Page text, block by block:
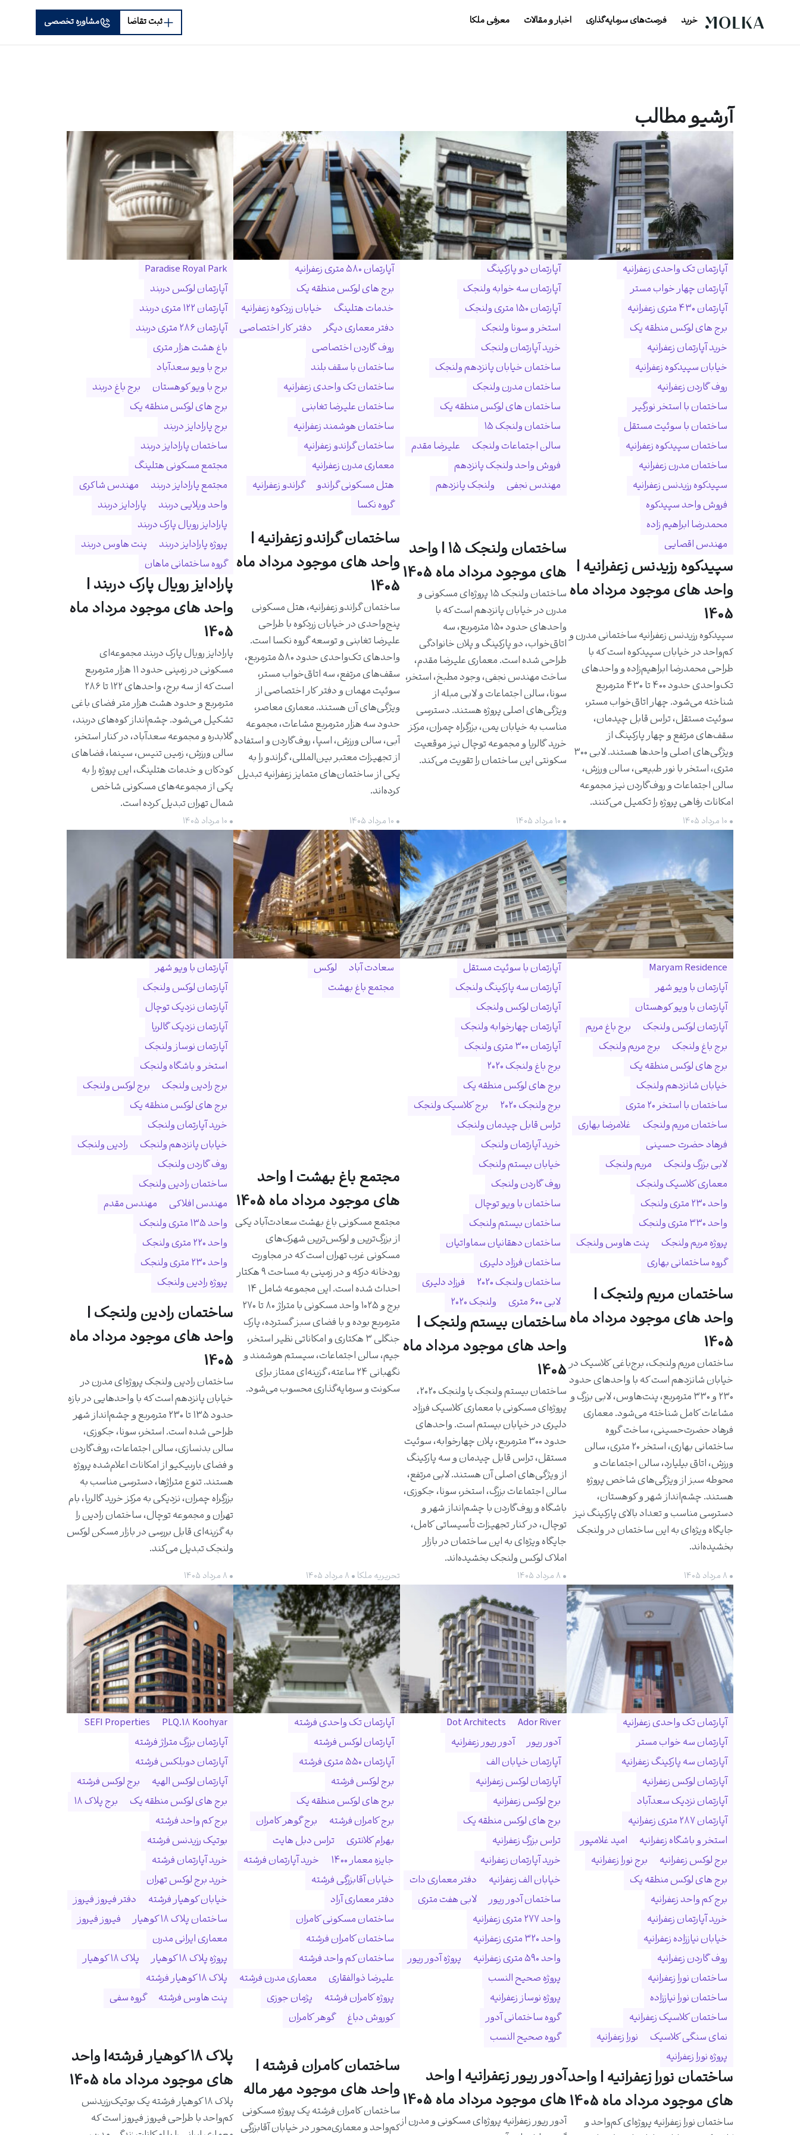
خرید فرصت‌های سرمایه‌گذاری اخبار و مقالات معرفی ملکا ثبت تقاضا مشاوره تخصصی
آرشیو مطالب
آپارتمان تک واحدی زعفرانیه
آپارتمان چهار خواب مستر
آپارتمان ۴۳۰ متری زعفرانیه
برج های لوکس منطقه یک
خرید آپارتمان زعفرانیه
خیابان سپیدکوه زعفرانیه
روف گاردن زعفرانیه
ساختمان با استخر نورگیر
ساختمان با سوئیت مستقل
ساختمان سپیدکوه زعفرانیه
ساختمان مدرن زعفرانیه
سپیدکوه رزیدنس زعفرانیه
فروش واحد سپیدکوه
محمدرضا ابراهیم زاده
مهندس اقصایی
سپیدکوه رزیدنس زعفرانیه |
واحد های موجود مرداد ماه
1405
سپیدکوه رزیدنس زعفرانیه ساختمانی مدرن و
کم‌واحد در خیابان سپیدکوه است که با
طراحی محمدرضا ابراهیم‌زاده و واحدهای
تک‌واحدی حدود ۴۰۰ تا ۴۳۰ مترمربع
شناخته می‌شود. چهار اتاق‌خواب مستر،
سوئیت مستقل، تراس قابل چیدمان،
سقف‌های مرتفع و چهار پارکینگ از
ویژگی‌های اصلی واحدها هستند. لابی ۳۰۰
متری، استخر با نور طبیعی، سالن ورزش،
سالن اجتماعات و روف‌گاردن نیز مجموعه
امکانات رفاهی پروژه را تکمیل می‌کنند.
• ۱۰ مرداد ۱۴۰۵
آپارتمان دو پارکینگ
آپارتمان سه خوابه ولنجک
آپارتمان ۱۵۰ متری ولنجک
استخر و سونا ولنجک
خرید آپارتمان ولنجک
ساختمان خیابان پانزدهم ولنجک
ساختمان مدرن ولنجک
ساختمان های لوکس منطقه یک
ساختمان ولنجک ۱۵
سالن اجتماعات ولنجک
علیرضا مقدم
فروش واحد ولنجک پانزدهم
مهندس نجفی
ولنجک پانزدهم
ساختمان ولنجک ۱۵ | واحد
های موجود مرداد ماه 1405
ساختمان ولنجک ۱۵ پروژه‌ای مسکونی و
مدرن در خیابان پانزدهم است که با
واحدهای حدود ۱۵۰ مترمربع، سه
اتاق‌خواب، دو پارکینگ و پلان خانوادگی
طراحی شده است. معماری علیرضا مقدم،
ساخت مهندس نجفی، وجود مطبخ، استخر،
سونا، سالن اجتماعات و لابی مبله از
ویژگی‌های اصلی پروژه هستند. دسترسی
مناسب به خیابان یمن، بزرگراه چمران، مرکز
خرید گالریا و مجموعه توچال نیز موقعیت
سکونتی این ساختمان را تقویت می‌کند.
• ۱۰ مرداد ۱۴۰۵
آپارتمان ۵۸۰ متری زعفرانیه
برج های لوکس منطقه یک
خدمات هتلینگ
خیابان زردکوه زعفرانیه
دفتر معماری دیگر
دفتر کار اختصاصی
روف گاردن اختصاصی
ساختمان با سقف بلند
ساختمان تک واحدی زعفرانیه
ساختمان علیرضا تغابنی
ساختمان هوشمند زعفرانیه
ساختمان گراندو زعفرانیه
معماری مدرن زعفرانیه
هتل مسکونی گراندو
گراندو زعفرانیه
گروه نکسا
ساختمان گراندو زعفرانیه |
واحد های موجود مرداد ماه
1405
ساختمان گراندو زعفرانیه، هتل مسکونی
پنج‌واحدی در خیابان زردکوه با طراحی
علیرضا تغابنی و توسعه گروه نکسا است.
واحدهای تک‌واحدی حدود ۵۸۰ مترمربع،
سقف‌های مرتفع، سه اتاق‌خواب مستر،
سوئیت مهمان و دفتر کار اختصاصی از
ویژگی‌های آن هستند. معماری معاصر،
حدود سه هزار مترمربع مشاعات، مجموعه
آبی، سالن ورزش، اسپا، روف‌گاردن و استفاده
از تجهیزات معتبر بین‌المللی، گراندو را به
یکی از ساختمان‌های متمایز زعفرانیه تبدیل
کرده‌اند.
• ۱۰ مرداد ۱۴۰۵
Paradise Royal Park
آپارتمان لوکس دربند
آپارتمان ۱۲۲ متری دربند
آپارتمان ۲۸۶ متری دربند
باغ هشت هزار متری
برج با ویو سعدآباد
برج با ویو کوهستان
برج باغ دربند
برج های لوکس منطقه یک
برج پارادایز دربند
ساختمان پارادایز دربند
مجتمع مسکونی هتلینگ
مجتمع پارادایز دربند
مهندس شاکری
واحد ویلایی دربند
پارادایز دربند
پارادایز رویال پارک دربند
پروژه پارادایز دربند
پنت هاوس دربند
گروه ساختمانی ماهان
پارادایز رویال پارک دربند |
واحد های موجود مرداد ماه
1405
پارادایز رویال پارک دربند مجموعه‌ای
مسکونی در زمینی حدود ۱۱ هزار مترمربع
است که از سه برج، واحدهای ۱۲۲ تا ۲۸۶
مترمربع و حدود هشت هزار متر فضای باغی
تشکیل می‌شود. چشم‌انداز کوه‌های دربند،
گلابدره و مجموعه سعدآباد، در کنار استخر،
سالن ورزش، زمین تنیس، سینما، فضاهای
کودکان و خدمات هتلینگ، این پروژه را به
یکی از مجموعه‌های مسکونی شاخص
شمال تهران تبدیل کرده است.
• ۱۰ مرداد ۱۴۰۵
Maryam Residence
آپارتمان با ویو شهر
آپارتمان با ویو کوهستان
آپارتمان لوکس ولنجک
برج باغ مریم
برج باغ ولنجک
برج مریم ولنجک
برج های لوکس منطقه یک
خیابان شانزدهم ولنجک
ساختمان با استخر ۲۰ متری
ساختمان مریم ولنجک
غلامرضا بهاری
فرهاد حضرت حسینی
لابی بزرگ ولنجک
مریم ولنجک
معماری کلاسیک ولنجک
واحد ۲۳۰ متری ولنجک
واحد ۳۳۰ متری ولنجک
پروژه مریم ولنجک
پنت هاوس ولنجک
گروه ساختمانی بهاری
ساختمان مریم ولنجک |
واحد های موجود مرداد ماه
1405
ساختمان مریم ولنجک، برج‌باغی کلاسیک در
خیابان شانزدهم است که با واحدهای حدود
۲۳۰ و ۳۳۰ مترمربع، پنت‌هاوس، لابی بزرگ و
مشاعات کامل شناخته می‌شود. معماری
فرهاد حضرت‌حسینی، ساخت گروه
ساختمانی بهاری، استخر ۲۰ متری، سالن
ورزش، اتاق بیلیارد، سالن اجتماعات و
محوطه سبز از ویژگی‌های شاخص پروژه
هستند. چشم‌انداز شهر و کوهستان،
دسترسی مناسب و تعداد بالای پارکینگ نیز
جایگاه ویژه‌ای به این ساختمان در ولنجک
بخشیده‌اند.
• ۸ مرداد ۱۴۰۵
آپارتمان با سوئیت مستقل
آپارتمان سه پارکینگ ولنجک
آپارتمان لوکس ولنجک
آپارتمان چهارخوابه ولنجک
آپارتمان ۳۰۰ متری ولنجک
برج باغ ولنجک ۲۰۲۰
برج های لوکس منطقه یک
برج ولنجک ۲۰۲۰
برج کلاسیک ولنجک
تراس قابل چیدمان ولنجک
خرید آپارتمان ولنجک
خیابان بیستم ولنجک
روف گاردن ولنجک
ساختمان با ویو توچال
ساختمان بیستم ولنجک
ساختمان دهقانیان سماواتیان
ساختمان فرزاد دلیری
ساختمان ولنجک 2020
فرزاد دلیری
لابی ۶۰۰ متری
ولنجک ۲۰۲۰
ساختمان بیستم ولنجک |
واحد های موجود مرداد ماه
1405
ساختمان بیستم ولنجک یا ولنجک ۲۰۲۰،
پروژه‌ای مسکونی با معماری کلاسیک فرزاد
دلیری در خیابان بیستم است. واحدهای
حدود ۳۰۰ مترمربع، پلان چهارخوابه، سوئیت
مستقل، تراس قابل چیدمان و سه پارکینگ
از ویژگی‌های اصلی آن هستند. لابی مرتفع،
سالن اجتماعات بزرگ، استخر، سونا، جکوزی،
باشگاه و روف‌گاردن با چشم‌انداز شهر و
توچال، در کنار تجهیزات تأسیساتی کامل،
جایگاه ویژه‌ای به این ساختمان در بازار
املاک لوکس ولنجک بخشیده‌اند.
• ۸ مرداد ۱۴۰۵
سعادت آباد
لوکس
مجتمع باغ بهشت
مجتمع باغ بهشت | واحد
های موجود مرداد ماه 1405
مجتمع مسکونی باغ بهشت سعادت‌آباد یکی
از بزرگ‌ترین و لوکس‌ترین شهرک‌های
مسکونی غرب تهران است که در مجاورت
رودخانه درکه و در زمینی به مساحت ۹ هکتار
احداث شده است. این مجموعه شامل ۱۴
برج و ۱۰۲۵ واحد مسکونی با متراژ ۸۰ تا ۲۷۰
مترمربع بوده و با فضای سبز گسترده، پارک
جنگلی ۳ هکتاری و امکاناتی نظیر استخر،
جیم، سالن اجتماعات، سیستم هوشمند و
نگهبانی ۲۴ ساعته، گزینه‌ای ممتاز برای
سکونت و سرمایه‌گذاری محسوب می‌شود.
تحریریه ملکا • ۸ مرداد ۱۴۰۵
آپارتمان با ویو شهر
آپارتمان لوکس ولنجک
آپارتمان نزدیک توچال
آپارتمان نزدیک گالریا
آپارتمان نوساز ولنجک
استخر و باشگاه ولنجک
برج رادین ولنجک
برج لوکس ولنجک
برج های لوکس منطقه یک
خرید آپارتمان ولنجک
خیابان پانزدهم ولنجک
رادین ولنجک
روف گاردن ولنجک
ساختمان رادین ولنجک
مهندس افلاکی
مهندس مقدم
واحد ۱۳۵ متری ولنجک
واحد ۲۲۰ متری ولنجک
واحد ۲۳۰ متری ولنجک
پروژه رادین ولنجک
ساختمان رادین ولنجک |
واحد های موجود مرداد ماه
1405
ساختمان رادین ولنجک پروژه‌ای مدرن در
خیابان پانزدهم است که با واحدهایی در بازه
حدود ۱۳۵ تا ۲۳۰ مترمربع و چشم‌انداز شهر
طراحی شده است. استخر، سونا، جکوزی،
سالن بدنسازی، سالن اجتماعات، روف‌گاردن
و فضای باربیکیو از امکانات اعلام‌شده پروژه
هستند. تنوع متراژها، دسترسی مناسب به
بزرگراه چمران، نزدیکی به مرکز خرید گالریا، بام
تهران و مجموعه توچال، ساختمان رادین را
به گزینه‌ای قابل بررسی در بازار مسکن لوکس
ولنجک تبدیل می‌کند.
• ۸ مرداد ۱۴۰۵
آپارتمان تک واحدی زعفرانیه
آپارتمان سه خواب مستر
آپارتمان سه پارکینگ زعفرانیه
آپارتمان لوکس زعفرانیه
آپارتمان نزدیک سعدآباد
آپارتمان ۲۸۷ متری زعفرانیه
استخر و باشگاه زعفرانیه
امید غلامپور
برج لوکس زعفرانیه
برج نورا زعفرانیه
برج های لوکس منطقه یک
برج کم واحد زعفرانیه
خرید آپارتمان زعفرانیه
خیابان نیاززاده زعفرانیه
روف گاردن زعفرانیه
ساختمان نورا زعفرانیه
ساختمان نورا نیاززاده
ساختمان کلاسیک زعفرانیه
نمای سنگی کلاسیک
نورا زعفرانیه
پروژه نورا زعفرانیه
ساختمان نورا زعفرانیه | واحد
های موجود مرداد ماه 1405
ساختمان نورا زعفرانیه پروژه‌ای کم‌واحد و
Ador River
Dot Architects
آدور ریور
آدور ریور زعفرانیه
آپارتمان خیابان الف
آپارتمان لوکس زعفرانیه
برج لوکس زعفرانیه
برج های لوکس منطقه یک
تراس بزرگ زعفرانیه
خرید آپارتمان زعفرانیه
خیابان الف زعفرانیه
دفتر معماری دات
ساختمان آدور ریور
لابی هفت متری
واحد ۲۷۷ متری زعفرانیه
واحد ۳۲۰ متری زعفرانیه
واحد ۵۹۰ متری زعفرانیه
پروژه آدور ریور
پروژه صحیح النسب
پروژه نوساز زعفرانیه
گروه ساختمانی آدور
گروه صحیح النسب
آدور ریور زعفرانیه | واحد
های موجود مرداد ماه 1405
آدور ریور زعفرانیه پروژه‌ای مسکونی و مدرن از
آپارتمان تک واحدی فرشته
آپارتمان لوکس فرشته
آپارتمان ۵۵۰ متری فرشته
برج لوکس فرشته
برج های لوکس منطقه یک
برج کامران فرشته
برج گوهر کامران
بهرام کلانتری
تراس دبل هایت
جایزه معمار ۱۴۰۰
خرید آپارتمان فرشته
خیابان آقابزرگی فرشته
دفتر معماری آراد
ساختمان مسکونی کامران
ساختمان کامران فرشته
ساختمان کم واحد فرشته
علیرضا ذوالفقاری
معماری مدرن فرشته
پروژه کامران فرشته
پژمان جوزی
کوروش دباغ
گوهر کامران
ساختمان کامران فرشته |
واحد های موجود مهر ماله
ساختمان کامران فرشته یک پروژه مسکونی
کم‌واحد و معماری‌محور در خیابان آقابزرگی
PLQ.18 Koohyar
SEFI Properties
آپارتمان بزرگ متراژ فرشته
آپارتمان دوبلکس فرشته
آپارتمان لوکس الهیه
برج لوکس فرشته
برج های لوکس منطقه یک
برج پلاک ۱۸
برج کم واحد فرشته
بوتیک رزیدنس فرشته
خرید آپارتمان فرشته
خرید برج لوکس تهران
خیابان کوهیار فرشته
دفتر فیروز فیروز
ساختمان پلاک ۱۸ کوهیار
فیروز فیروز
معماری ایرانی مدرن
پروژه پلاک ۱۸ کوهیار
پلاک ۱۸ کوهیار
پلاک ۱۸ کوهیار فرشته
پنت هاوس فرشته
گروه سفی
پلاک ۱۸ کوهیار فرشته| واحد
های موجود مرداد ماه 1405
پلاک ۱۸ کوهیار فرشته یک بوتیک‌رزیدنس
کم‌واحد با طراحی فیروز فیروز است که